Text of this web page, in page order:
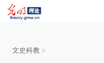
文史科教 >